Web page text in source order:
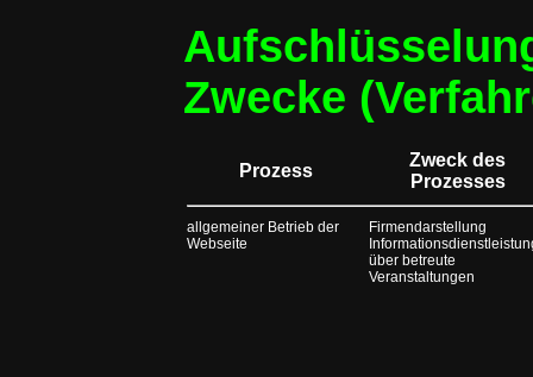
Zwecke
Prozess
Zweck des
Prozesses
allgemeiner Betrieb der
Webseite
Firmendarstellung
über betreute
Veranstaltungen